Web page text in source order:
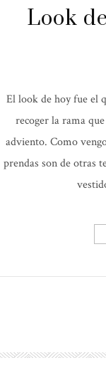
Look
El look de hoy fue el
recoger la rama
adviento. Como
prendas son de otras